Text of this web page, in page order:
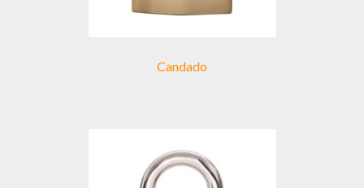
Candado